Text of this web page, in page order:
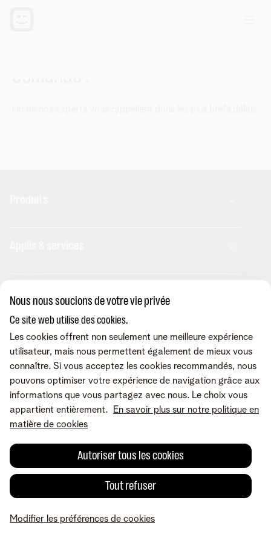
Fibre
Outils digitaux
Amplificateurs wifi
Les appareils
Promos
Modifier mes produits
Sécurité
Check & Smile
Webmail
MyCloud
FreePhone Business Portal
Telenet pour indépendants
Contactez-nous
Aide en ligne
Demandez une visite
Nos points de vente
Déménager
Tarifs
Inspiration
Notre service clientèle
Retrouvez-nous sur
A propos de Telenet Careers Conditions Mentions légales
Droit de
rétractation
Modifier les préférences de cookies
Cookie policy
Qualité des services
Accessibilité
© Telenet 2026 - Telenet SRL - Liersesteenweg 4, 2800 Malines -
Nous nous soucions de votre vie privée
Ce site web utilise des cookies.
Les cookies offrent non seulement une meilleure expérience
utilisateur, mais nous permettent également de mieux vous
connaître. Si vous acceptez les cookies recommandés, nous
pouvons optimiser votre expérience de navigation grâce aux
informations que vous partagez avec nous. Le choix vous
appartient entièrement.
En savoir plus sur notre politique en
matière de cookies
Tout refuser
Autoriser tous les cookies
Modifier les préférences de cookies